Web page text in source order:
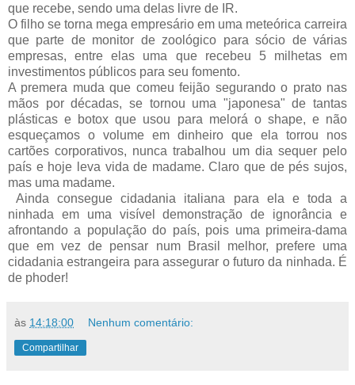
que recebe, sendo uma delas livre de IR.
O filho se torna mega empresário em uma meteórica carreira
que parte de monitor de zoológico para sócio de várias
empresas, entre elas uma que recebeu 5 milhetas em
investimentos públicos para seu fomento.
A premera muda que comeu feijão segurando o prato nas
mãos por décadas, se tornou uma "japonesa" de tantas
plásticas e botox que usou para melorá o shape, e não
esqueçamos o volume em dinheiro que ela torrou nos
cartões corporativos, nunca trabalhou um dia sequer pelo
país e hoje leva vida de madame. Claro que de pés sujos,
mas uma madame.
Ainda consegue cidadania italiana para ela e toda a
ninhada em uma visível demonstração de ignorância e
afrontando a população do país, pois uma primeira-dama
que em vez de pensar num Brasil melhor, prefere uma
cidadania estrangeira para assegurar o futuro da ninhada. É
de phoder!
às 14:18:00 Nenhum comentário:
Compartilhar